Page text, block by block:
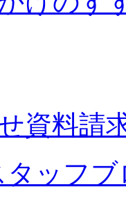
タッフブ